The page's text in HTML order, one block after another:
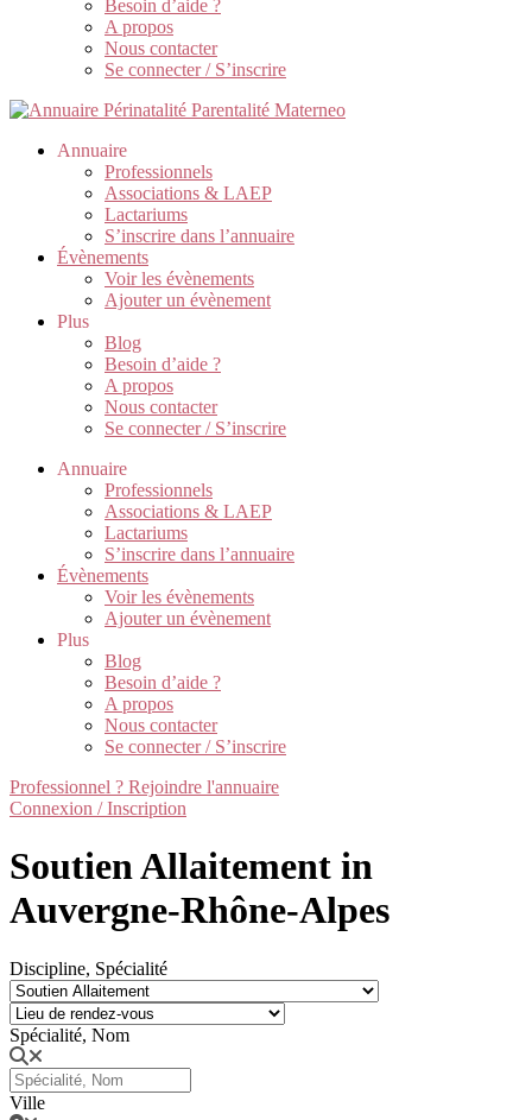
Besoin d’aide ?
A propos
Nous contacter
Se connecter / S’inscrire
Annuaire
Professionnels
Associations & LAEP
Lactariums
S’inscrire dans l’annuaire
Évènements
Voir les évènements
Ajouter un évènement
Plus
Blog
Besoin d’aide ?
A propos
Nous contacter
Se connecter / S’inscrire
Annuaire
Professionnels
Associations & LAEP
Lactariums
S’inscrire dans l’annuaire
Évènements
Voir les évènements
Ajouter un évènement
Plus
Blog
Besoin d’aide ?
A propos
Nous contacter
Se connecter / S’inscrire
Professionnel ? Rejoindre l'annuaire
Connexion / Inscription
Soutien Allaitement in
Auvergne-Rhône-Alpes
Discipline, Spécialité
Spécialité, Nom
Ville